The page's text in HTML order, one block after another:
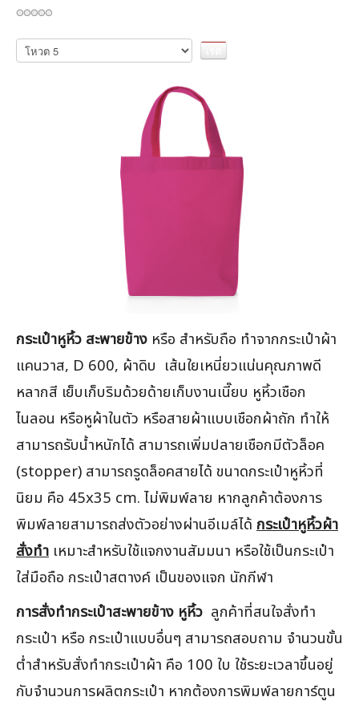
กรุณา
ให้
กระเป๋าหูหิ้ว สะพายข้าง หรือ สำหรับถือ ทำจากกระเป๋าผ้า
แคนวาส, D 600, ผ้าดิบ เส้นใยเหนี่ยวแน่นคุณภาพดี
หลากสี เย็บเก็บริมด้วยด้ายเก็บงานเนี๊ยบ หูหิ้วเชือก
ไนลอน หรือหูผ้าในตัว หรือสายผ้าแบบเชือกผ้าถัก ทำให้
สามารถรับน้ำหนักได้ สามารถเพิ่มปลายเชือกมีตัวล็อค
(stopper) สามารถรูดล็อคสายได้ ขนาดกระเป๋าหูหิ้วที่
นิยม คือ 45x35 cm. ไม่พิมพ์ลาย หากลูกค้าต้องการ
พิมพ์ลายสามารถส่งตัวอย่างผ่านอีเมล์ได้ กระเป๋าหูหิ้วผ้า
สั่งทำ เหมาะสำหรับใช้แจกงานสัมมนา หรือใช้เป็นกระเป๋า
ใส่มือถือ กระเป๋าสตางค์ เป็นของแจก นักกีฬา
การสั่งทำกระเป๋าสะพายข้าง หูหิ้ว ลูกค้าที่สนใจสั่งทำ
กระเป๋า หรือ กระเป๋าแบบอื่นๆ สามารถสอบถาม จำนวนขั้น
ต่ำสำหรับสั่งทำกระเป๋าผ้า คือ 100 ใบ ใช้ระยะเวลาขึ้นอยู่
กับจำนวนการผลิตกระเป๋า หากต้องการพิมพ์ลายการ์ตูน